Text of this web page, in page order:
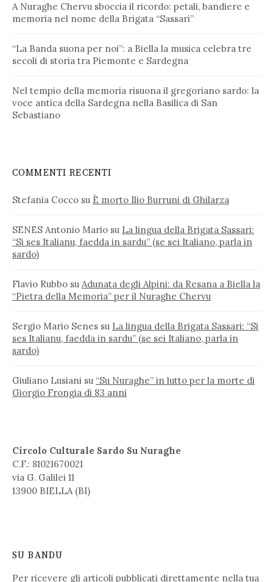
A Nuraghe Chervu sboccia il ricordo: petali, bandiere e
memoria nel nome della Brigata “Sassari”
“La Banda suona per noi”: a Biella la musica celebra tre
secoli di storia tra Piemonte e Sardegna
Nel tempio della memoria risuona il gregoriano sardo: la
voce antica della Sardegna nella Basilica di San
Sebastiano
COMMENTI RECENTI
Stefania Cocco su È morto Ilio Burruni di Ghilarza
SENES Antonio Mario su La lingua della Brigata Sassari:
“Si ses Italianu, faedda in sardu” (se sei Italiano, parla in
sardo)
Flavio Rubbo su Adunata degli Alpini: da Resana a Biella la
“Pietra della Memoria” per il Nuraghe Chervu
Sergio Mario Senes su La lingua della Brigata Sassari: “Si
ses Italianu, faedda in sardu” (se sei Italiano, parla in
sardo)
Giuliano Lusiani su “Su Nuraghe” in lutto per la morte di
Giorgio Frongia di 83 anni
Circolo Culturale Sardo Su Nuraghe
C.F.: 81021670021
via G. Galilei 11
13900 BIELLA (BI)
SU BANDU
Per ricevere gli articoli pubblicati direttamente nella tua